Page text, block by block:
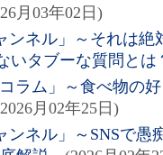
月03年02日)
ンネル」～それは
いタブーな質問とは
ラム」～食べ物の
月02年25日)
ンネル」～SNSで愚